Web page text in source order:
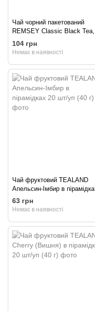
Чай чорний пакетований
REMSEY Classic Black Tea,
75 шт
104 грн
Немає в наявності
Чай фруктовий TEALAND
Апельсин-Імбир в пірамідках
20 шт/уп (40 г)
63 грн
Немає в наявності